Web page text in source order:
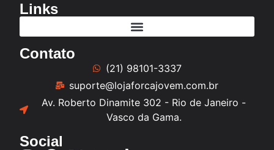
Links
Contato
(21) 98101-3337
suporte@lojaforcajovem.com.br
Av. Roberto Dinamite 302 - Rio de Janeiro -
Vasco da Gama.
Social